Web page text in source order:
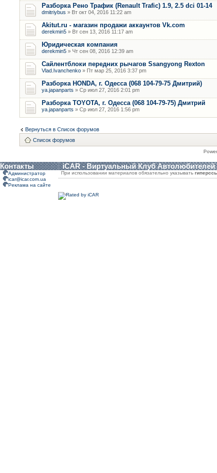
Разборка Рено Трафик (Renault Trafic) 1.9, 2.5 dci 01-14
dmitriybus » Вт окт 04, 2016 11:22 am
Akitut.ru - магазин продажи аккаунтов Vk.com
derekmin5 » Вт сен 13, 2016 11:17 am
Юридическая компания
derekmin5 » Чт сен 08, 2016 12:39 am
Сайлентблоки передних рычагов Ssangyong Rexton
Vlad.Ivanchenko » Пт мар 25, 2016 3:37 pm
Разборка HONDA, г. Одесса (068 104-79-75 Дмитрий)
ya.japanparts » Ср июл 27, 2016 2:01 pm
Разборка TOYOTA, г. Одесса (068 104-79-75) Дмитрий
ya.japanparts » Ср июл 27, 2016 1:56 pm
Вернуться в Список форумов
Список форумов
Контакты iCAR - Виртуальный Клуб Автолюбителей
Администратор
icar@icar.com.ua
Реклама на сайте
При использовании материалов обязательно указывать